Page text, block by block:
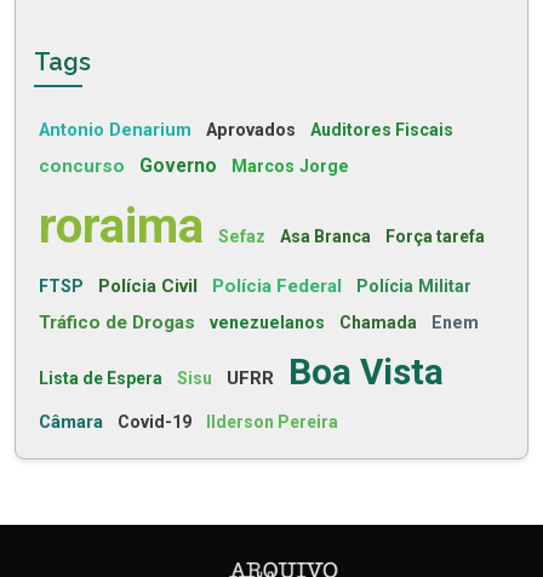
Tags
Antonio Denarium Aprovados Auditores Fiscais
concurso Governo Marcos Jorge
roraima Sefaz Asa Branca Força tarefa
FTSP Polícia Civil Polícia Federal Polícia Militar
Tráfico de Drogas venezuelanos Chamada Enem
Lista de Espera Sisu UFRR Boa Vista
Câmara Covid-19 Ilderson Pereira